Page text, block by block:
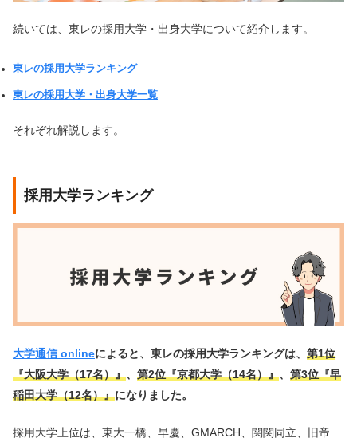
続いては、東レの採用大学・出身大学について紹介します。
東レの採用大学ランキング
東レの採用大学・出身大学一覧
それぞれ解説します。
採用大学ランキング
大学通信 onlineによると、東レの採用大学ランキングは、 第1位
『大阪大学（17名）』、 第2位『京都大学（14名）』、 第3位『早
稲田大学（12名）』になりました。
採用大学上位は、東大一橋、早慶、GMARCH、関関同立、旧帝